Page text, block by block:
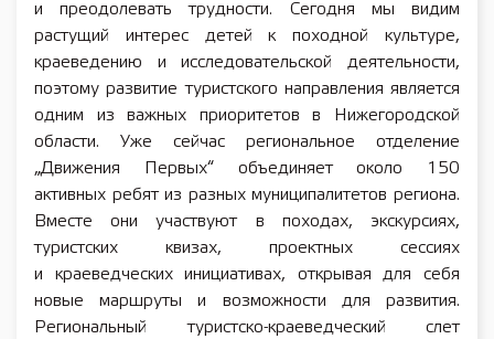
и преодолевать трудности. Сегодня мы видим
растущий интерес детей к походной культуре,
краеведению и исследовательской деятельности,
поэтому развитие туристского направления является
одним из важных приоритетов в Нижегородской
области. Уже сейчас региональное отделение
„Движения Первых“ объединяет около 150
активных ребят из разных муниципалитетов региона.
Вместе они участвуют в походах, экскурсиях,
туристских квизах, проектных сессиях
и краеведческих инициативах, открывая для себя
новые маршруты и возможности для развития.
Региональный туристско-краеведческий слет